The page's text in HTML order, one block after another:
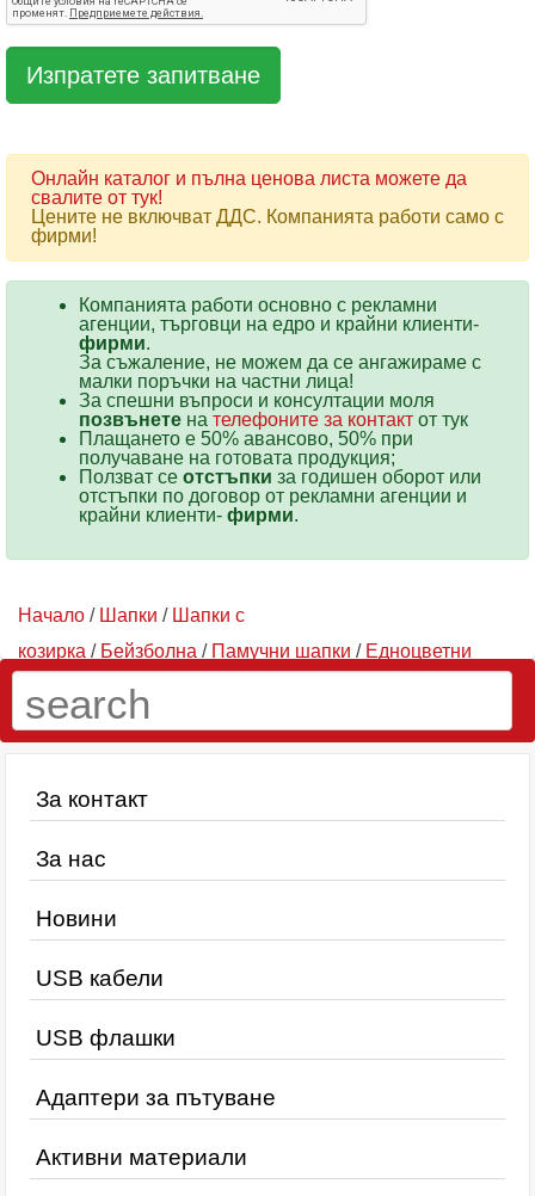
Онлайн каталог и пълна ценова листа можете да
свалите от тук!
Цените не включват ДДС. Компанията работи само с
фирми!
Компанията работи основно с рекламни
агенции, търговци на едро и крайни клиенти-
фирми.
За съжаление, не можем да се ангажираме с
малки поръчки на частни лица!
За спешни въпроси и консултации моля
позвънете на телефоните за контакт от тук
Плащането е 50% авансово, 50% при
получаване на готовата продукция;
Ползват се отстъпки за годишен оборот или
отстъпки по договор от рекламни агенции и
крайни клиенти- фирми.
Начало / Шапки / Шапки с
козирка / Бейзболна / Памучни шапки / Едноцветни
/ Бейзболна шапка ВС-002, оранж
За контакт
За нас
Новини
USB кабели
USB флашки
Адаптери за пътуване
Активни материали